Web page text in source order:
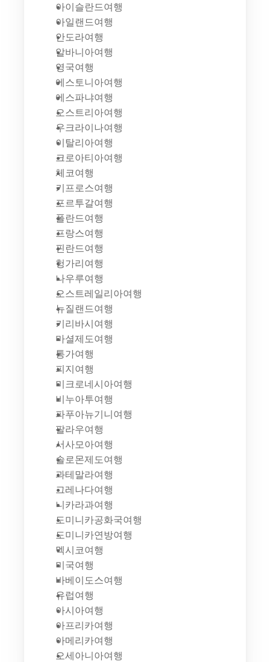
아이슬란드여행
아일랜드여행
안도라여행
알바니아여행
영국여행
에스토니아여행
에스파냐여행
오스트리아여행
우크라이나여행
이탈리아여행
크로아티아여행
체코여행
키프로스여행
포르투갈여행
폴란드여행
프랑스여행
핀란드여행
헝가리여행
나우루여행
오스트레일리아여행
뉴질랜드여행
키리바시여행
마셜제도여행
통가여행
피지여행
미크로네시아여행
비누아투여행
파푸아뉴기니여행
팔라우여행
서사모아여행
솔로몬제도여행
과테말라여행
그레나다여행
니카라과여행
도미니카공화국여행
도미니카연방여행
멕시코여행
미국여행
바베이도스여행
유럽여행
아시아여행
아프리카여행
아메리카여행
오세아니아여행